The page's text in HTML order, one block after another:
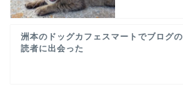
洲本のドッグカフェスマートでブログの
読者に出会った